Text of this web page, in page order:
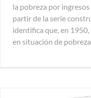
la pobreza por
partir de la serie
identifica que, en
en situación de